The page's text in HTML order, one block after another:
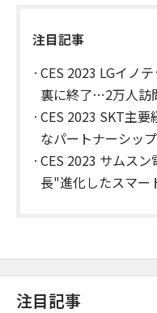
注目記事
CES 2023 LGイノ
裏に終了…2万人訪
CES 2023 SKT主
なパートナーシッ
跳躍
CES 2023 サムス
長"進化したスマー
注目記事